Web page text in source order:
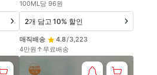
100ML당 96원
매직배송 4.8/3,223
4만원↑무료배송
2개 담고 10% 할인